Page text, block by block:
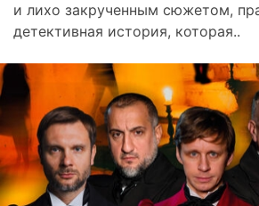
и лихо закрученным сюжетом,
детективная история, которая..